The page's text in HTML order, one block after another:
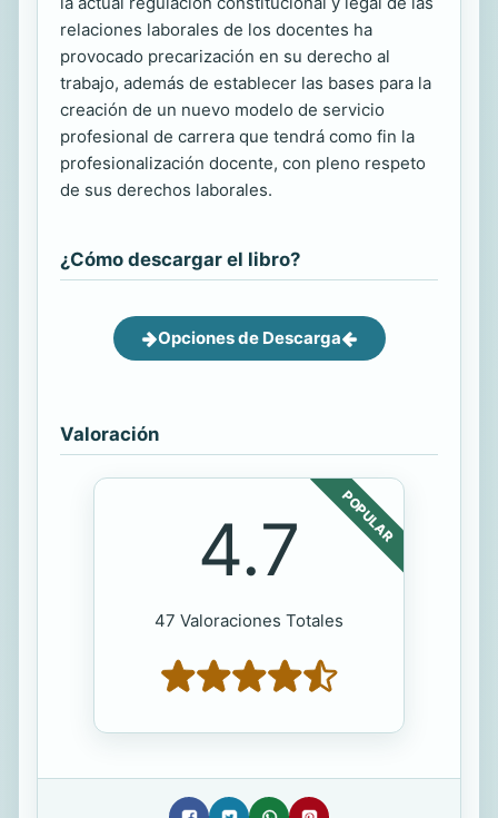
relaciones laborales de los docentes ha
provocado precarización en su derecho al
trabajo, además de establecer las bases para la
creación de un nuevo modelo de servicio
profesional de carrera que tendrá como fin la
profesionalización docente, con pleno respeto
de sus derechos laborales.
¿Cómo descargar el libro?
Opciones de Descarga
Valoración
POPULAR
4.7
47 Valoraciones Totales